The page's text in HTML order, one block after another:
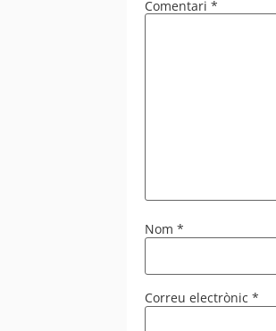
Comentari *
Nom *
Correu electrònic *